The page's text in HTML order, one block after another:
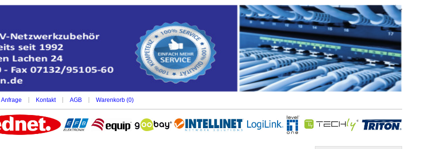
Anfrage Kontakt AGB Warenkorb (0)